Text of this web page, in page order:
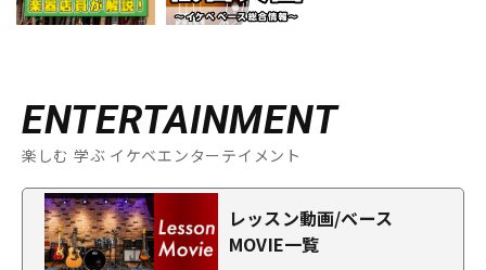
ENTERTAINMENT
楽しむ 学ぶ イケベエンターテイメント
レッスン動画/ベース
MOVIE一覧